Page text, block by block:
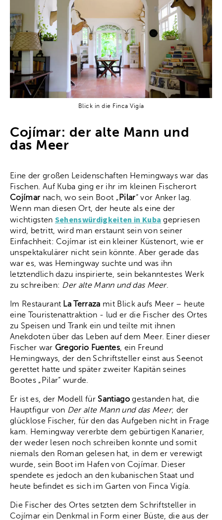
Blick in die Finca Vigía
Cojímar: der alte Mann und
das Meer
Eine der großen Leidenschaften Hemingways war das
Fischen. Auf Kuba ging er ihr im kleinen Fischerort
Cojímar nach, wo sein Boot „ Pilar“ vor Anker lag.
Wenn man diesen Ort, der heute als eine der
wichtigsten Sehenswürdigkeiten in Kuba gepriesen
wird, betritt, wird man erstaunt sein von seiner
Einfachheit: Cojímar ist ein kleiner Küstenort, wie er
unspektakulärer nicht sein könnte. Aber gerade das
war es, was Hemingway suchte und was ihn
letztendlich dazu inspirierte, sein bekanntestes Werk
zu schreiben: Der alte Mann und das Meer.
Im Restaurant La Terraza mit Blick aufs Meer – heute
eine Touristenattraktion - lud er die Fischer des Ortes
zu Speisen und Trank ein und teilte mit ihnen
Anekdoten über das Leben auf dem Meer. Einer dieser
Fischer war Gregorio Fuentes, ein Freund
Hemingways, der den Schriftsteller einst aus Seenot
gerettet hatte und später zweiter Kapitän seines
Bootes „Pilar“ wurde.
Er ist es, der Modell fürSantiagogestanden hat, die
Hauptfigur von Der alte Mann und das Meer; der
glücklose Fischer, für den das Aufgeben nicht in Frage
kam. Hemingway vererbte dem gebürtigen Kanarier,
der weder lesen noch schreiben konnte und somit
niemals den Roman gelesen hat, in dem er verewigt
wurde, sein Boot im Hafen von Cojímar. Dieser
spendete es jedoch an den kubanischen Staat und
heute befindet es sich im Garten von Finca Vigía.
Die Fischer des Ortes setzten dem Schriftsteller in
Cojímar ein Denkmal in Form einer Büste, die aus der